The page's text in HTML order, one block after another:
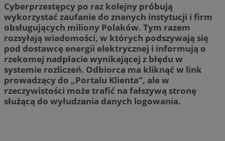
Cyberprzestępcy po raz kolejny próbują
wykorzystać zaufanie do znanych instytucji i firm
obsługujących miliony Polaków. Tym razem
rozsyłają wiadomości, w których podszywają się
pod dostawcę energii elektrycznej i informują o
rzekomej nadpłacie wynikającej z błędu w
systemie rozliczeń. Odbiorca ma kliknąć w link
prowadzący do „Portalu Klienta”, ale w
rzeczywistości może trafić na fałszywą stronę
służącą do wyłudzania danych logowania.